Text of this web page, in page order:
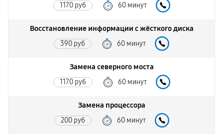
1170 руб 60 минут
Восстановление информации с жёсткого диска
390 руб 60 минут
Замена северного моста
1170 руб 60 минут
Замена процессора
200 руб 60 минут